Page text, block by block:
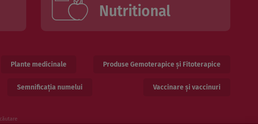
Nutritional
Plante medicinale Produse Gemoterapice și Fitoterapice
Semnificația numelui Vaccinare și vaccinuri